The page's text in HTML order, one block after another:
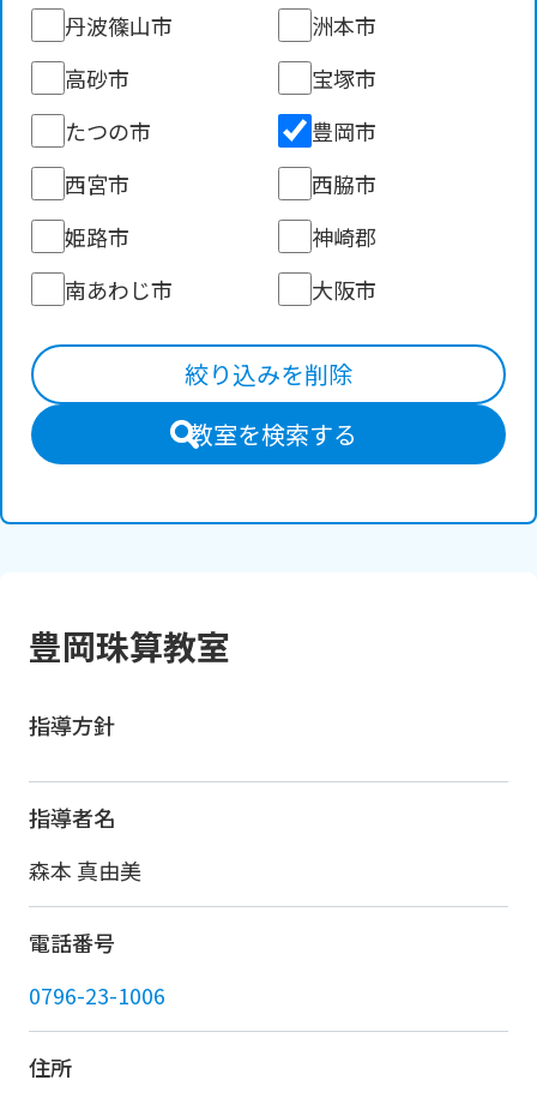
丹波篠山市
洲本市
高砂市
宝塚市
たつの市
豊岡市
西宮市
西脇市
姫路市
神崎郡
南あわじ市
大阪市
絞り込みを削除
教室を検索する
豊岡珠算教室
指導方針
指導者名
森本 真由美
電話番号
0796-23-1006
住所